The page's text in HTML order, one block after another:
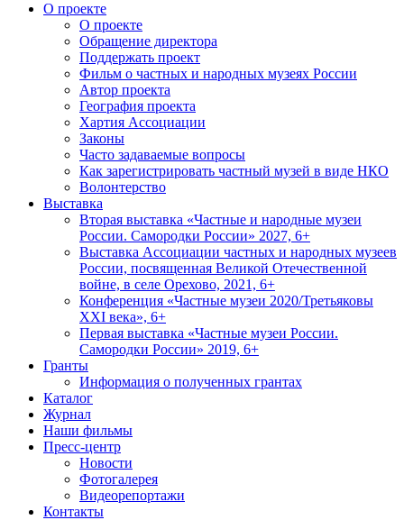
О проекте
О проекте
Обращение директора
Поддержать проект
Фильм о частных и народных музеях России
Автор проекта
География проекта
Хартия Ассоциации
Законы
Часто задаваемые вопросы
Как зарегистрировать частный музей в виде НКО
Волонтерство
Выставка
Вторая выставка «Частные и народные музеи
России. Самородки России» 2027, 6+
Выставка Ассоциации частных и народных музеев
России, посвященная Великой Отечественной
войне, в селе Орехово, 2021, 6+
Конференция «Частные музеи 2020/Третьяковы
XXI века», 6+
Первая выставка «Частные музеи России.
Самородки России» 2019, 6+
Гранты
Информация о полученных грантах
Каталог
Журнал
Наши фильмы
Пресс-центр
Новости
Фотогалерея
Видеорепортажи
Контакты